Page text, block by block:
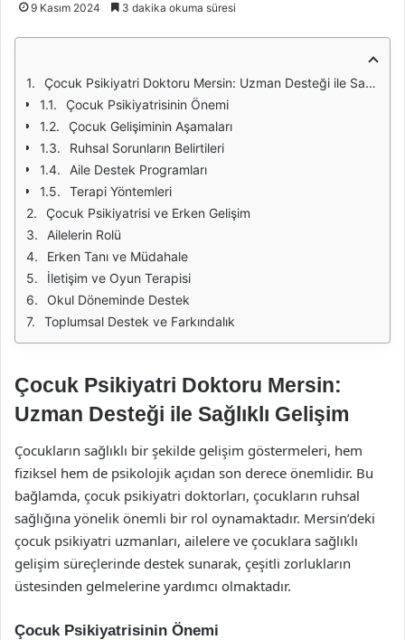
9 Kasım 2024 3 dakika okuma süresi
Çocuk Psikiyatri Doktoru Mersin: Uzman Desteği ile Sağlıklı Gelişim
Çocuk Psikiyatrisinin Önemi
Çocuk Gelişiminin Aşamaları
Ruhsal Sorunların Belirtileri
Aile Destek Programları
Terapi Yöntemleri
Çocuk Psikiyatrisi ve Erken Gelişim
Ailelerin Rolü
Erken Tanı ve Müdahale
İletişim ve Oyun Terapisi
Okul Döneminde Destek
Toplumsal Destek ve Farkındalık
Çocuk Psikiyatri Doktoru Mersin:
Uzman Desteği ile Sağlıklı Gelişim
Çocukların sağlıklı bir şekilde gelişim göstermeleri, hem
fiziksel hem de psikolojik açıdan son derece önemlidir. Bu
bağlamda, çocuk psikiyatri doktorları, çocukların ruhsal
sağlığına yönelik önemli bir rol oynamaktadır. Mersin’deki
çocuk psikiyatri uzmanları, ailelere ve çocuklara sağlıklı
gelişim süreçlerinde destek sunarak, çeşitli zorlukların
üstesinden gelmelerine yardımcı olmaktadır.
Çocuk Psikiyatrisinin Önemi